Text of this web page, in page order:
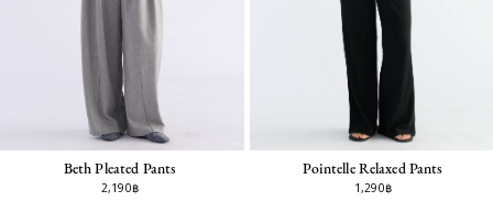
Beth Pleated Pants
2,190฿
Pointelle Relaxed Pants
1,290฿